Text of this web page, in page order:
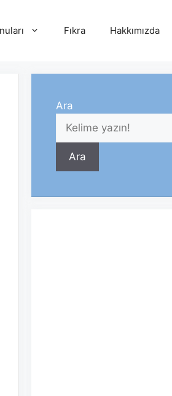
Fıkra Hakkımızda
Ara
Ara